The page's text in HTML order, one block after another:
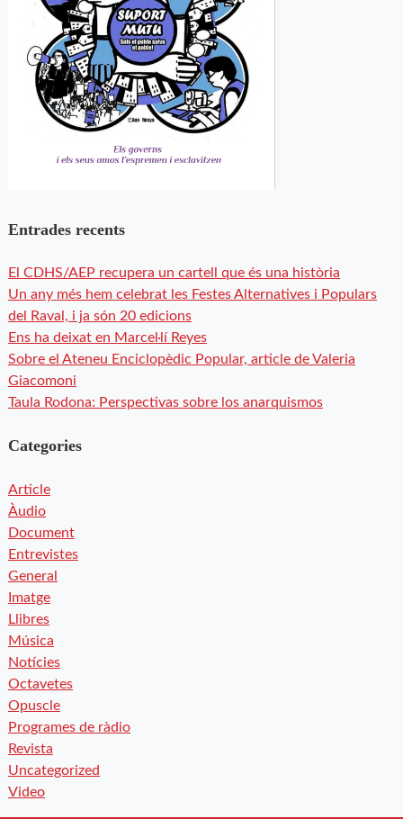
Entrades recents
El CDHS/AEP recupera un cartell que és una història
Un any més hem celebrat les Festes Alternatives i Populars
del Raval, i ja són 20 edicions
Ens ha deixat en Marcel·lí Reyes
Sobre el Ateneu Enciclopèdic Popular, article de Valeria
Giacomoni
Taula Rodona: Perspectivas sobre los anarquismos
Categories
Article
Àudio
Document
Entrevistes
General
Imatge
Llibres
Música
Notícies
Octavetes
Opuscle
Programes de ràdio
Revista
Uncategorized
Video